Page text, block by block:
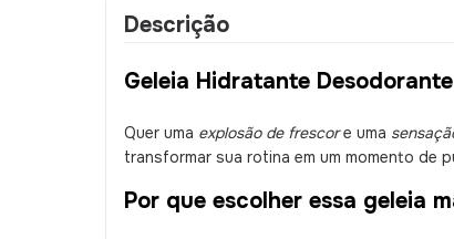
Descrição
Geleia Hidratante
Quer uma explosão de frescore uma
transformar sua rotina em um momento de
Por que escolher essa geleia